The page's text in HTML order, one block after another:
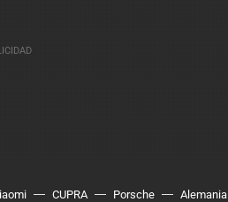
CUPRA Porsche Alemania